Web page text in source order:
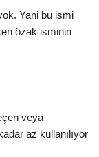
Yani bu ismi
özak isminin
veya
az kullanılıyor